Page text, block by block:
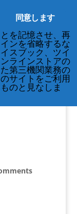
8621
同意します
を記憶させ、再
ンを省略するな
スブック、ツイ
ラインストアの
第三機関業務の
サイトをご利用
のと見なしま